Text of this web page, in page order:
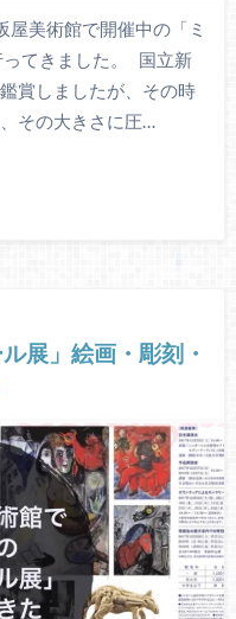
美術館で開催中の「ミ
ってきました。 国立新
賞しましたが、その時
その大きさに圧…
展」絵画・彫刻・